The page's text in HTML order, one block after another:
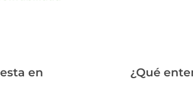
en
¿Qué